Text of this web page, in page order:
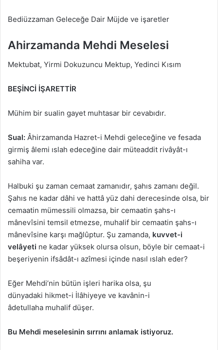
Bediüzzaman Geleceğe Dair Müjde ve işaretler
Ahirzamanda Mehdi Meselesi
Mektubat, Yirmi Dokuzuncu Mektup, Yedinci Kısım
BEŞİNCİ İŞARETTİR
Mühim bir sualin gayet muhtasar bir cevabıdır.
Sual: Âhirzamanda Hazret-i Mehdi geleceğine ve fesada
girmiş âlemi ıslah edeceğine dair müteaddit rivâyât-ı
sahiha var.
Halbuki şu zaman cemaat zamanıdır, şahıs zamanı değil.
Şahıs ne kadar dâhi ve hattâ yüz dahi derecesinde olsa, bir
cemaatin mümessili olmazsa, bir cemaatin şahs-ı
mânevîsini temsil etmezse, muhalif bir cemaatin şahs-ı
mânevîsine karşı mağlûptur. Şu zamanda, kuvvet-i
velâyeti ne kadar yüksek olursa olsun, böyle bir cemaat-i
beşeriyenin ifsâdât-ı azîmesi içinde nasıl ıslah eder?
Eğer Mehdi’nin bütün işleri harika olsa, şu
dünyadaki hikmet-i İlâhiyeye ve kavânin-i
âdetullaha muhalif düşer.
Bu Mehdi meselesinin sırrını anlamak istiyoruz.